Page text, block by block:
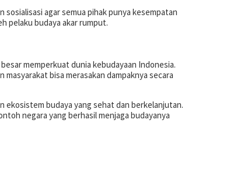
agar semua pihak punya kesempatan
pelaku budaya akar rumput.
memperkuat dunia kebudayaan Indonesia.
bisa merasakan dampaknya secara
ekosistem budaya yang sehat dan berkelanjutan.
negara yang berhasil menjaga budayanya